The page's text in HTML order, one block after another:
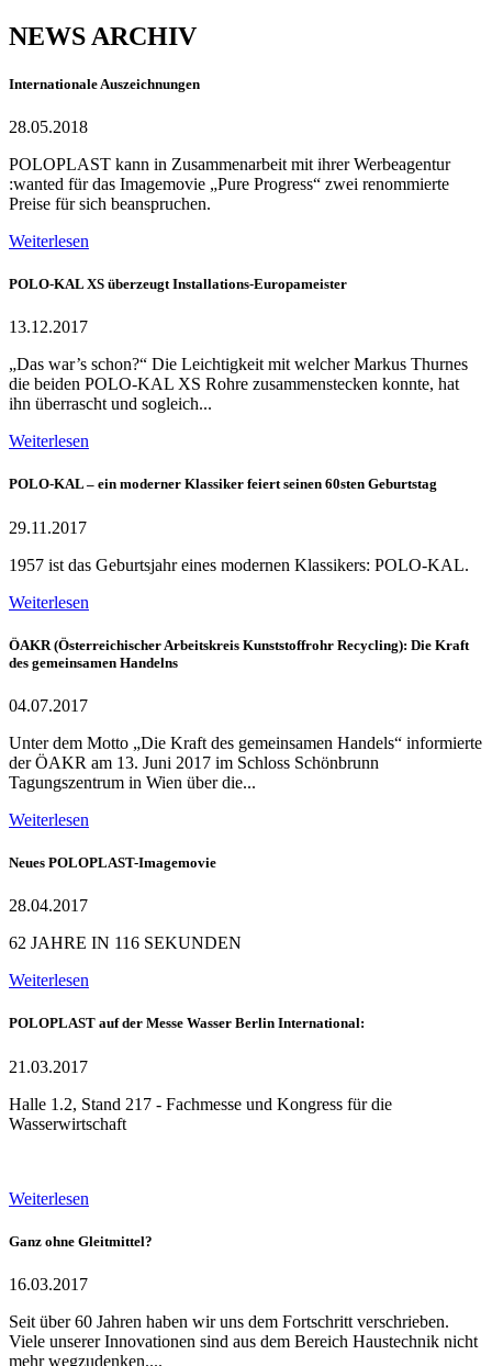
NEWS ARCHIV
Internationale Auszeichnungen
28.05.2018
POLOPLAST kann in Zusammenarbeit mit ihrer Werbeagentur
:wanted für das Imagemovie „Pure Progress“ zwei renommierte
Preise für sich beanspruchen.
Weiterlesen
POLO-KAL XS überzeugt Installations-Europameister
13.12.2017
„Das war’s schon?“ Die Leichtigkeit mit welcher Markus Thurnes
die beiden POLO-KAL XS Rohre zusammenstecken konnte, hat
ihn überrascht und sogleich...
Weiterlesen
POLO-KAL – ein moderner Klassiker feiert seinen 60sten Geburtstag
29.11.2017
1957 ist das Geburtsjahr eines modernen Klassikers: POLO-KAL.
Weiterlesen
ÖAKR (Österreichischer Arbeitskreis Kunststoffrohr Recycling): Die Kraft
des gemeinsamen Handelns
04.07.2017
Unter dem Motto „Die Kraft des gemeinsamen Handels“ informierte
der ÖAKR am 13. Juni 2017 im Schloss Schönbrunn
Tagungszentrum in Wien über die...
Weiterlesen
Neues POLOPLAST-Imagemovie
28.04.2017
62 JAHRE IN 116 SEKUNDEN
Weiterlesen
POLOPLAST auf der Messe Wasser Berlin International:
21.03.2017
Halle 1.2, Stand 217 - Fachmesse und Kongress für die
Wasserwirtschaft
Weiterlesen
Ganz ohne Gleitmittel?
16.03.2017
Seit über 60 Jahren haben wir uns dem Fortschritt verschrieben.
Viele unserer Innovationen sind aus dem Bereich Haustechnik nicht
mehr wegzudenken....